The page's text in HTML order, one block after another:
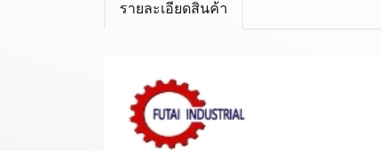
รายละเอียดสินค้า